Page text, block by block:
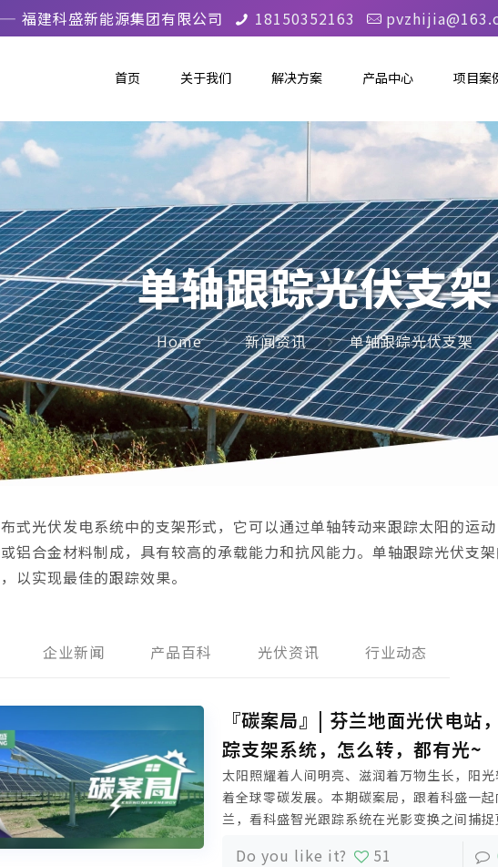
福建科盛新能源集团有限公司 18150352163
首页 关于我们 解决方案 产品中心 项目案
单轴跟踪光伏支架
Home 新闻资讯 单轴跟踪光伏支架
式光伏发电系统中的支架形式，它可以通过单轴转动来跟踪太阳的运
铝合金材料制成，具有较高的承载能力和抗风能力。单轴跟踪光伏支
以实现最佳的跟踪效果。
企业新闻 产品百科 光伏资讯 行业动态
『碳案局』| 芬兰地面光伏电站
踪支架系统，怎么转，都有光~
太阳照耀着人间明亮、滋润着万物生长，阳
着全球零碳发展。本期碳案局，跟着科盛一
兰，看科盛智光跟踪系统在光影变换之间捕
Do you like it? 51